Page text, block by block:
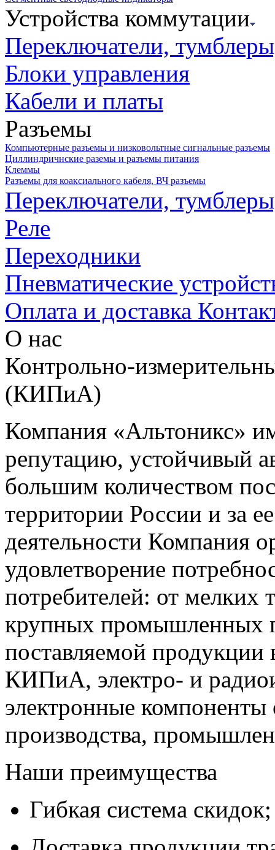
Устройства коммутации
Переключатели,
Блоки управления
Кабели и платы
Разъемы
Компьютерные разъемы и низковольтные сигнальные разъемы
Циллиндричнские раземы и разъемы питания
Клеммы
Разъемы для коаксиального кабеля, ВЧ разъемы
Переключатели,
Реле
Переходники
Пневматические
Оплата и доставка
О нас
Контрольно-
(КИПиА)
Компания «Альтоникс»
репутацию, устойчивый
большим количеством
территории России и за
деятельности Компания
удовлетворение
потребителей: от мелких
крупных промышленных
поставляемой продукции
КИПиА, электро- и
электронные компоненты
производства,
Наши преимущества
Гибкая система скидок;